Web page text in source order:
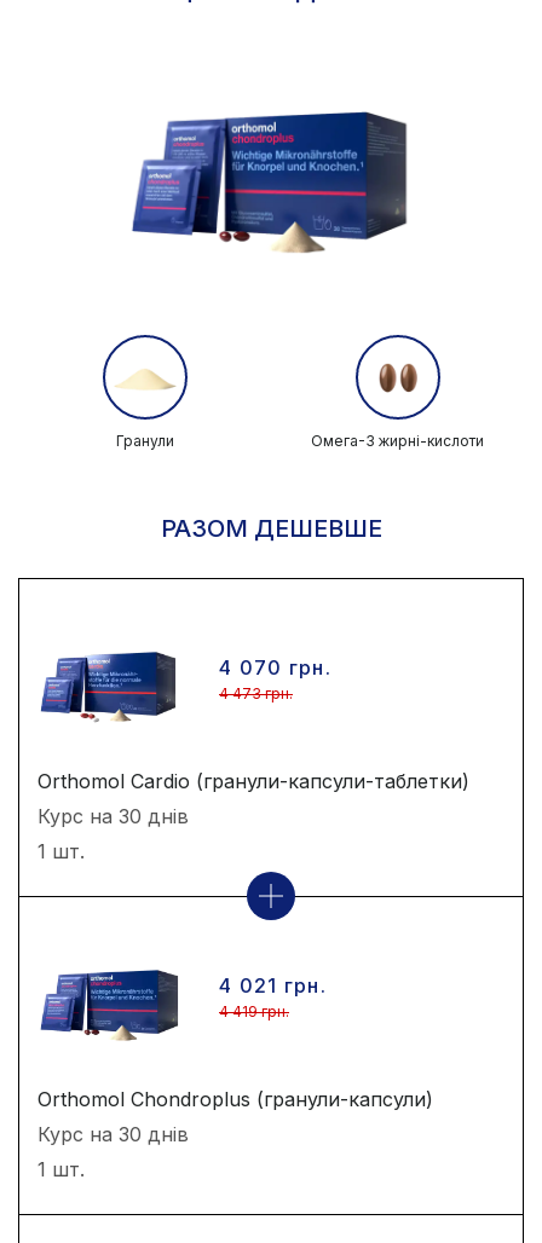
Гранули Омега-3 жирні-кислоти
РАЗОМ ДЕШЕВШЕ
4 070 грн.
4 473 грн.
Orthomol Cardio (гранули-капсули-таблетки)
Курс на 30 днів
1 шт.
4 021 грн.
4 419 грн.
Orthomol Chondroplus (гранули-капсули)
Курс на 30 днів
1 шт.